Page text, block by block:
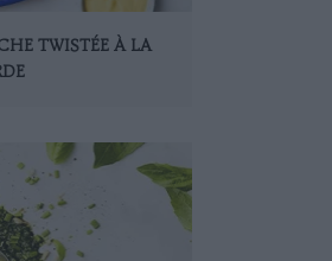
TWISTÉE À LA